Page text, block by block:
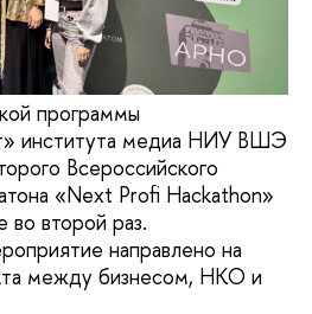
программы
института медиа НИУ ВШЭ
Всероссийского
«Next Profi Hackathon»
второй раз.
направлено на
между бизнесом, НКО и